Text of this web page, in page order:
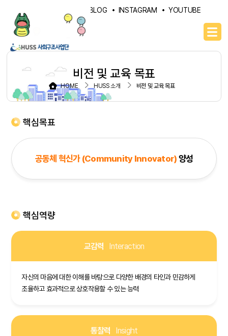
NAVER BLOG INSTAGRAM YOUTUBE
비전 및 교육 목표
HOME HUSS 소개 비전 및 교육 목표
핵심목표
공동체 혁신가 (Community Innovator) 양성
핵심역량
교감력 Interaction
자신의 마음에 대한 이해를 바탕으로 다양한 배경의 타인과 민감하게
조율하고 효과적으로 상호작용할 수 있는 능력
통찰력 Insight